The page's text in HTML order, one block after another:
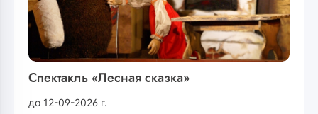
Спектакль «Лесная сказка»
до 12-09-2026 г.